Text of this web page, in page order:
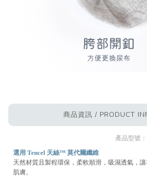
商品資訊 / PRODUCT
產品型號：
選用 Tencel 天絲™ 莫代爾纖維
天然材質且製程環保，柔軟順滑，吸濕透氣，
肌膚。